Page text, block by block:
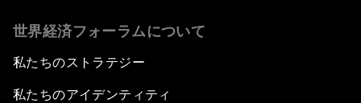
世界経済フォーラムについて
私たちのストラテジー
私たちのアイデンティティ